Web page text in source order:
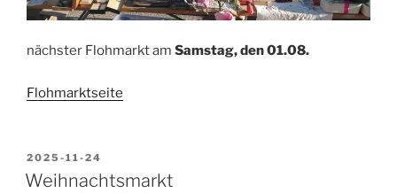
nächster Flohmarkt am Samstag, den 01.08.
Flohmarktseite
VERÖFFENTLICHT
AM
2025-11-24
Weihnachtsmarkt